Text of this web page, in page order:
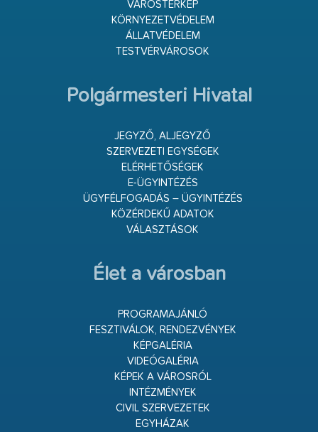
VÁROSTÉRKÉP
KÖRNYEZETVÉDELEM
ÁLLATVÉDELEM
TESTVÉRVÁROSOK
Polgármesteri Hivatal
JEGYZŐ, ALJEGYZŐ
SZERVEZETI EGYSÉGEK
ELÉRHETŐSÉGEK
E-ÜGYINTÉZÉS
ÜGYFÉLFOGADÁS – ÜGYINTÉZÉS
KÖZÉRDEKŰ ADATOK
VÁLASZTÁSOK
Élet a városban
PROGRAMAJÁNLÓ
FESZTIVÁLOK, RENDEZVÉNYEK
KÉPGALÉRIA
VIDEÓGALÉRIA
KÉPEK A VÁROSRÓL
INTÉZMÉNYEK
CIVIL SZERVEZETEK
EGYHÁZAK